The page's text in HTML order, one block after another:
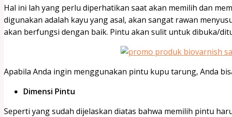
Hal ini lah yang perlu diperhatikan saat akan memilih dan
digunakan adalah kayu yang asal, akan sangat rawan
akan berfungsi dengan baik. Pintu akan sulit untuk dibuka/
Apabila Anda ingin menggunakan pintu kupu tarung, Anda
Dimensi Pintu
Seperti yang sudah dijelaskan diatas bahwa memilih pintu